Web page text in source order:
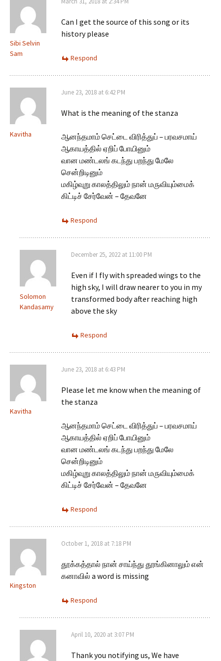
Sibi Selvin
Sam
Can I get the source of this song or its
history please
Respond
Kavitha
June 23, 2018 at 6:42 PM
What is the meaning of the stanza
ஆனந்தமாம் செட்டை விரித்துப் – பரவசமாய்
ஆகாயத்தில் ஏறிப் போயினும்
வான மண்டலங் கடந்து பறந்து மேலே
சென்றிடினும்
மகிழ்வுறு காலத்திலும் நான் மருவியும்மைக்
கிட்டிச் சேர்வேன் – தேவனே
Respond
Solomon
Kandasamy
December 25, 2022 at 11:00 PM
Even if I fly with spreaded wings to the
high sky, I will draw nearer to you in my
transformed body after reaching high
above the sky
Respond
Kavitha
June 23, 2018 at 6:43 PM
Please let me know when the meaning of
the stanza
ஆனந்தமாம் செட்டை விரித்துப் – பரவசமாய்
ஆகாயத்தில் ஏறிப் போயினும்
வான மண்டலங் கடந்து பறந்து மேலே
சென்றிடினும்
மகிழ்வுறு காலத்திலும் நான் மருவியும்மைக்
கிட்டிச் சேர்வேன் – தேவனே
Respond
Kingston
October 1, 2018 at 7:18 PM
தூக்கத்தால் நான் சாய்ந்து தூங்கினாலும் என்
கனாவில் a word is missing
Respond
April 10, 2020 at 3:07 PM
Thank you notifying us, We have